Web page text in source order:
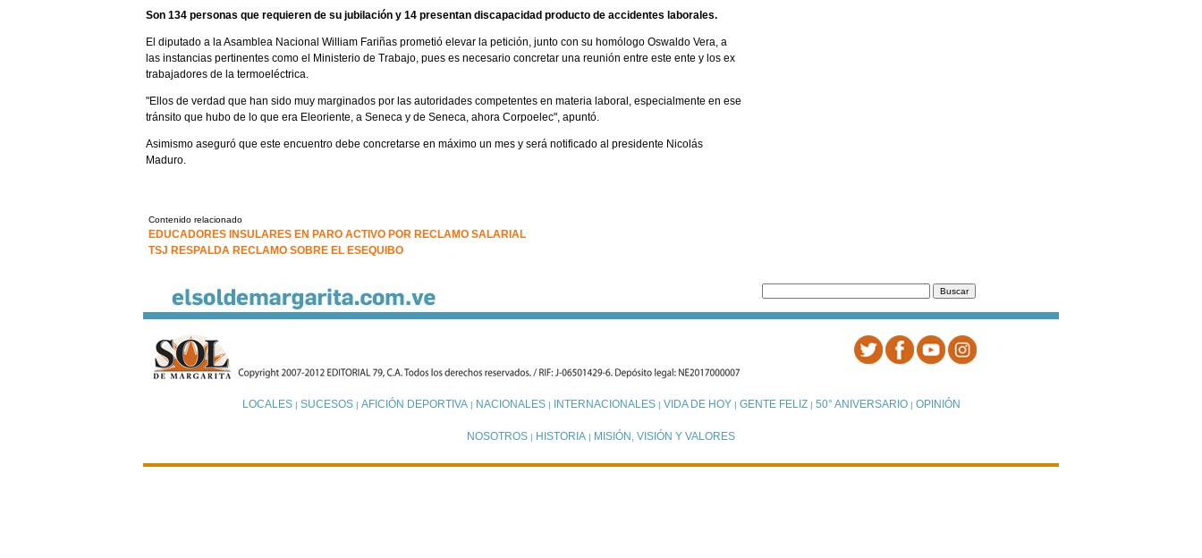
Son 134 personas que requieren de su jubilación y 14 presentan discapacidad producto de accidentes laborales.
El diputado a la Asamblea Nacional William Fariñas prometió elevar la petición, junto con su homólogo Oswaldo Vera, a
las instancias pertinentes como el Ministerio de Trabajo, pues es necesario concretar una reunión entre este ente y los ex
trabajadores de la termoeléctrica.
"Ellos de verdad que han sido muy marginados por las autoridades competentes en materia laboral, especialmente en ese
tránsito que hubo de lo que era Eleoriente, a Seneca y de Seneca, ahora Corpoelec", apuntó.
Asimismo aseguró que este encuentro debe concretarse en máximo un mes y será notificado al presidente Nicolás
Maduro.
Contenido relacionado
EDUCADORES INSULARES EN PARO ACTIVO POR RECLAMO SALARIAL
TSJ RESPALDA RECLAMO SOBRE EL ESEQUIBO
LOCALES| SUCESOS| AFICIÓN DEPORTIVA| NACIONALES| INTERNACIONALES| VIDA DE HOY | GENTE FELIZ| 50° ANIVERSARIO| OPINIÓN
NOSOTROS | HISTORIA | MISIÓN, VISIÓN Y VALORES